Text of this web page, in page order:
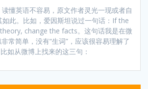
懂英语不容易，原文作者灵光一现或者自
此。比如，爱因斯坦说过一句话：If the
change the facts。这句话我是在微
常简单，没有“生词”，应该很容易理解了
如从微博上找来的这三句：